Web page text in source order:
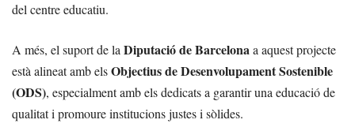
del centre educatiu.
A més, el suport de la Diputació de Barcelonaa aquest projecte
està alineat amb elsObjectius de Desenvolupament Sostenible
(ODS), especialment amb els dedicats a garantir una educació de
qualitat i promoure institucions justes i sòlides.